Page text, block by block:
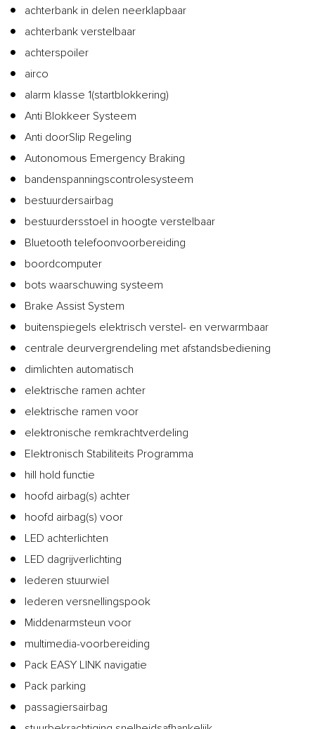
achterbank in delen neerklapbaar
achterbank verstelbaar
achterspoiler
airco
alarm klasse 1(startblokkering)
Anti Blokkeer Systeem
Anti doorSlip Regeling
Autonomous Emergency Braking
bandenspanningscontrolesysteem
bestuurdersairbag
bestuurdersstoel in hoogte verstelbaar
Bluetooth telefoonvoorbereiding
boordcomputer
bots waarschuwing systeem
Brake Assist System
buitenspiegels elektrisch verstel- en verwarmbaar
centrale deurvergrendeling met afstandsbediening
dimlichten automatisch
elektrische ramen achter
elektrische ramen voor
elektronische remkrachtverdeling
Elektronisch Stabiliteits Programma
hill hold functie
hoofd airbag(s) achter
hoofd airbag(s) voor
LED achterlichten
LED dagrijverlichting
lederen stuurwiel
lederen versnellingspook
Middenarmsteun voor
multimedia-voorbereiding
Pack EASY LINK navigatie
Pack parking
passagiersairbag